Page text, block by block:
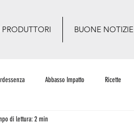
PRODUTTORI BUONE NOTIZIE
Abbasso Impatto Ricette
di lettura: 2 min